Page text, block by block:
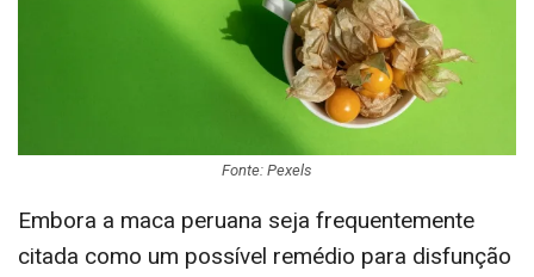
Fonte: Pexels
Embora a maca peruana seja frequentemente
citada como um possível remédio para disfunção